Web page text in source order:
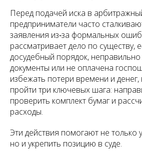
Перед подачей иска в
предприниматели часто
заявления из‑за формальных
рассматривает дело по существу,
досудебный порядок,
документы или не оплачена
избежать потери времени и
пройти три ключевых шага:
проверить комплект бумаг и
расходы.
Эти действия помогают не только
но и укрепить позицию в суде.